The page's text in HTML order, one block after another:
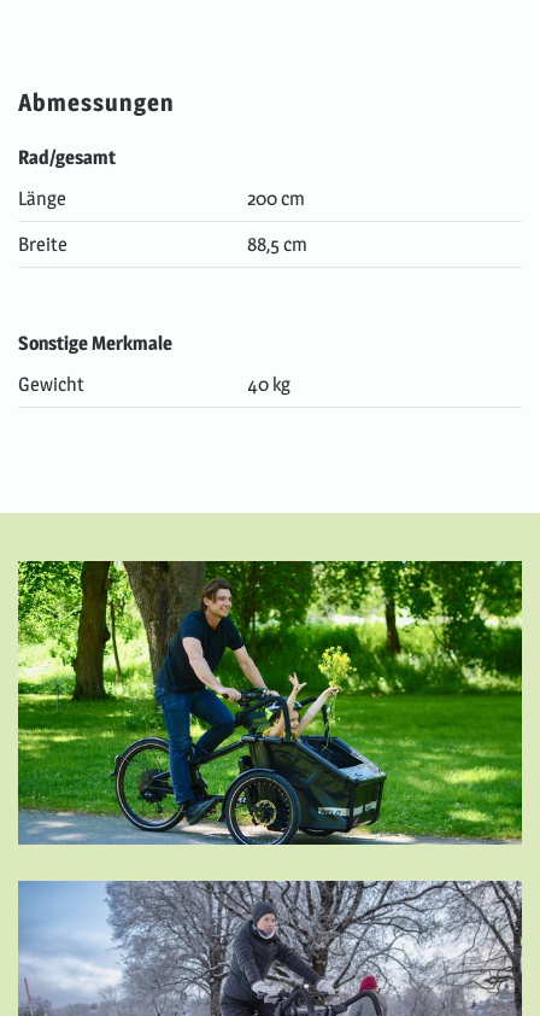
Abmessungen
Rad/gesamt
Länge
200 cm
Breite
88,5 cm
Sonstige Merkmale
Gewicht
40 kg